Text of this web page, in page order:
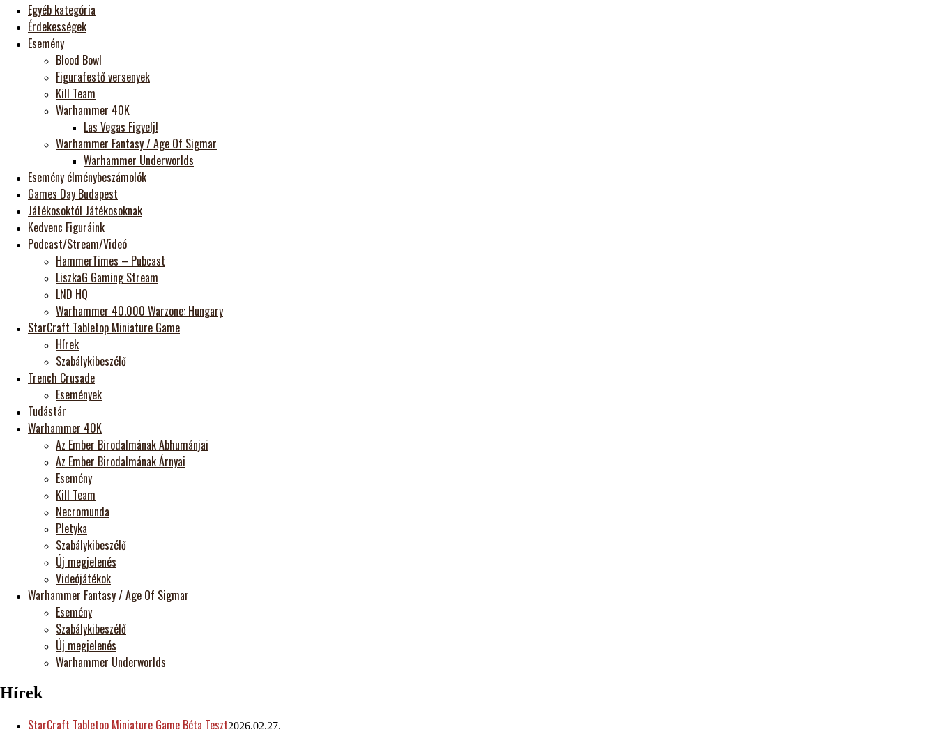
Egyéb kategória
Érdekességek
Esemény
Blood Bowl
Figurafestő versenyek
Kill Team
Warhammer 40K
Las Vegas Figyelj!
Warhammer Fantasy / Age Of Sigmar
Warhammer Underworlds
Esemény élménybeszámolók
Games Day Budapest
Játékosoktól Játékosoknak
Kedvenc Figuráink
Podcast/Stream/Videó
HammerTimes – Pubcast
LiszkaG Gaming Stream
LND HQ
Warhammer 40.000 Warzone: Hungary
StarCraft Tabletop Miniature Game
Hírek
Szabálykibeszélő
Trench Crusade
Események
Tudástár
Warhammer 40K
Az Ember Birodalmának Abhumánjai
Az Ember Birodalmának Árnyai
Esemény
Kill Team
Necromunda
Pletyka
Szabálykibeszélő
Új megjelenés
Videójátékok
Warhammer Fantasy / Age Of Sigmar
Esemény
Szabálykibeszélő
Új megjelenés
Warhammer Underworlds
Hírek
StarCraft Tabletop Miniature Game Béta Teszt2026.02.27.